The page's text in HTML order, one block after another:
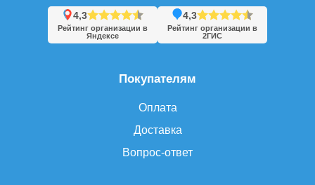
Покупателям
Оплата
Доставка
Вопрос-ответ
4,3
Рейтинг организации в
Яндексе
4,3
Рейтинг организации в
2ГИС